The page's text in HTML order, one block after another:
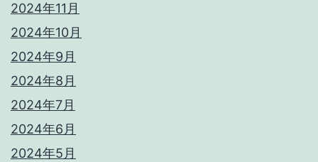
2024年11月
2024年10月
2024年9月
2024年8月
2024年7月
2024年6月
2024年5月